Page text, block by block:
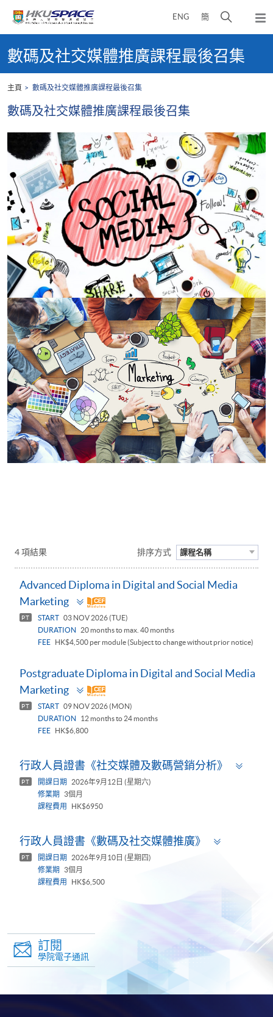
ENG 簡
開
搜
尋
彈
出
單
content
start數碼及社交媒體推廣課程最後召集
主頁 數碼及社交媒體推廣課程最後召集
數碼及社交媒體推廣課程最後召集
4 項結果 排序方式 課程名稱
Advanced Diploma in Digital and Social Media
Marketing
Toggle
panel
PT START 03 NOV 2026 (TUE)
DURATION
20 months to max. 40 months
FEE
HK$4,500 per module (Subject to change without prior notice)
Postgraduate Diploma in Digital and Social Media
Marketing
Toggle
panel
PT START 09 NOV 2026 (MON)
DURATION
12 months to 24 months
FEE
HK$6,800
行政人員證書《社交媒體及數碼營銷分析》
PT 開課日期
2026年9月12日 (星期六)
修業期
3個月
課程費用
HK$6950
行政人員證書《數碼及社交媒體推廣》
PT 開課日期
2026年9月10日 (星期四)
修業期
3個月
課程費用
HK$6,500
訂閱
學院電子通訊